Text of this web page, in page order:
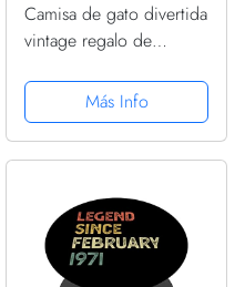
Camisa de gato divertida
vintage regalo de
hombres mujeres 52
años PopSockets
PopGrip Intercambiable
Más Info